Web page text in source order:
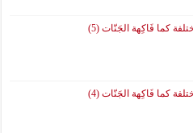
كما فَاكِهة الجَنّات (5)
كما فَاكِهة الجَنّات (4)